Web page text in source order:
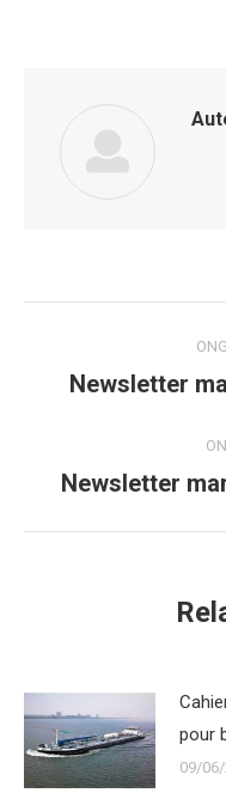
Newsletter
Newsletter
pour
09/